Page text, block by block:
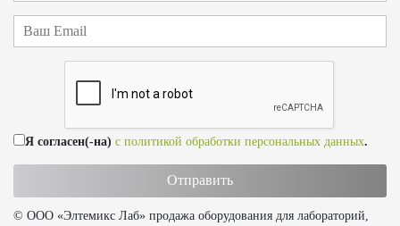
Я согласен(-на) с политикой обработки персональных данных.
© ООО «Элтемикс Лаб» продажа оборудования для лабораторий,